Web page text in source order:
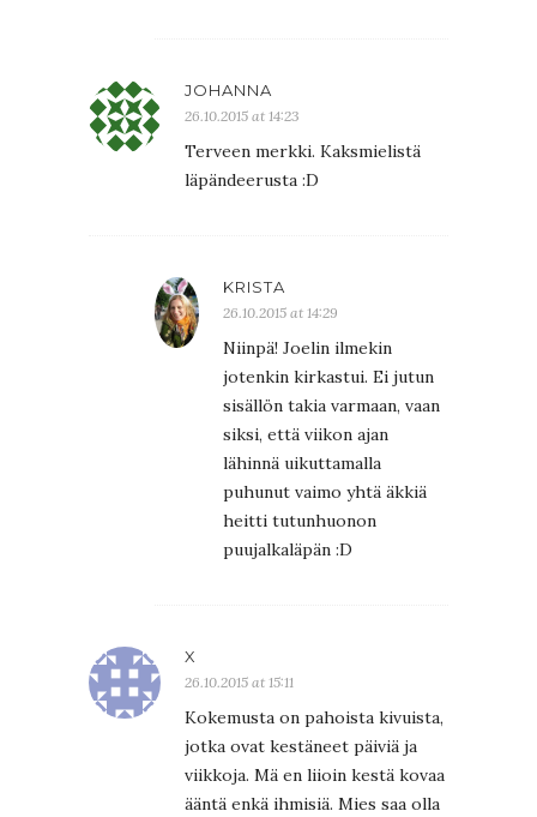
JOHANNA
26.10.2015 at 14:23
Terveen merkki. Kaksmielistä
läpändeerusta :D
KRISTA
26.10.2015 at 14:29
Niinpä! Joelin ilmekin
jotenkin kirkastui. Ei jutun
sisällön takia varmaan, vaan
siksi, että viikon ajan
lähinnä uikuttamalla
puhunut vaimo yhtä äkkiä
heitti tutunhuonon
puujalkaläpän :D
X
26.10.2015 at 15:11
Kokemusta on pahoista kivuista,
jotka ovat kestäneet päiviä ja
viikkoja. Mä en liioin kestä kovaa
ääntä enkä ihmisiä. Mies saa olla